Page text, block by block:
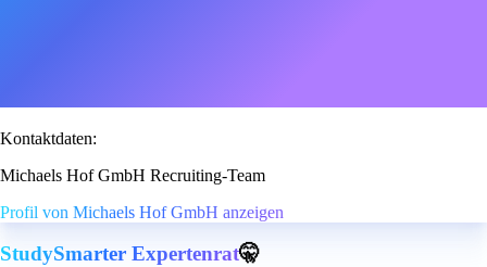
Kontaktdaten:
Michaels Hof GmbH Recruiting-Team
Profil von Michaels Hof GmbH anzeigen
StudySmarter Expertenrat🤫